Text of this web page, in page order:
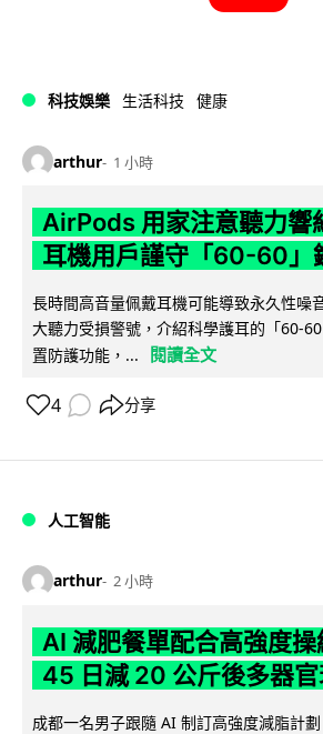
科技娛樂 生活科技 健康
arthur 1 小時
AirPods 用家注意聽力響
耳機用戶謹守「60-60」
長時間高音量佩戴耳機可能導致永久性噪
大聽力受損警號，介紹科學護耳的「60-
置防護功能，...
閱讀全文
4 分享
人工智能
arthur 2 小時
AI 減肥餐單配合高強度
45 日減 20 公斤後多器
成都一名男子跟隨 AI 制訂高強度減脂計